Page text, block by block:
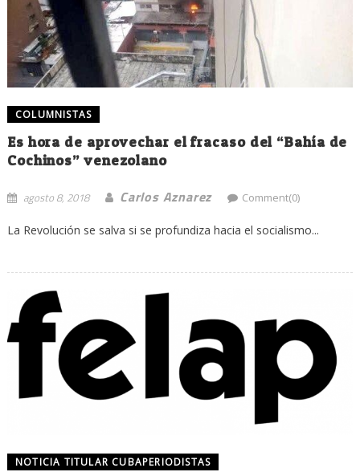
COLUMNISTAS
Es hora de aprovechar el fracaso del “Bahía de
Cochinos” venezolano
agosto 8, 2018 Carlos Aznarez Comment(0)
La Revolución se salva si se profundiza hacia el socialismo...
NOTICIA TITULAR CUBAPERIODISTAS